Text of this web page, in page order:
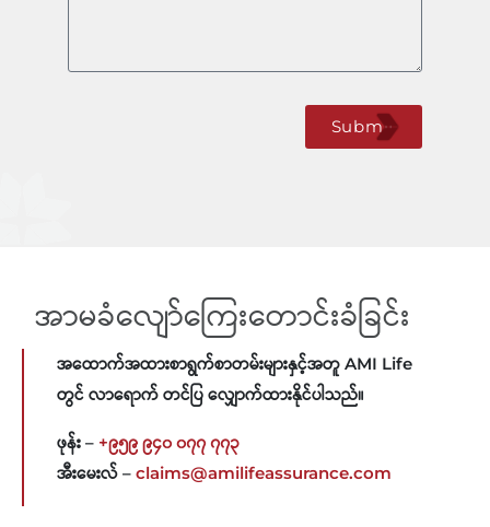
Submit
အာမခံလျော်ကြေးတောင်းခံခြင်း
အထောက်အထားစာရွက်စာတမ်းများနှင့်အတူ AMI Life
တွင် လာရောက် တင်ပြ လျှောက်ထားနိုင်ပါသည်။
ဖုန်း – +၉၅၉ ၉၄၀ ၀၇၇ ၇၇၃
အီးမေးလ် – claims@amilifeassurance.com